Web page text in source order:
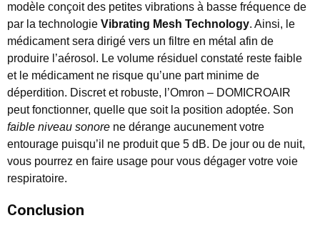
modèle conçoit des petites vibrations à basse fréquence de
par la technologie Vibrating Mesh Technology. Ainsi, le
médicament sera dirigé vers un filtre en métal afin de
produire l’aérosol. Le volume résiduel constaté reste faible
et le médicament ne risque qu’une part minime de
déperdition. Discret et robuste, l’Omron – DOMICROAIR
peut fonctionner, quelle que soit la position adoptée. Son
faible niveau sonore ne dérange aucunement votre
entourage puisqu’il ne produit que 5 dB. De jour ou de nuit,
vous pourrez en faire usage pour vous dégager votre voie
respiratoire.
Conclusion